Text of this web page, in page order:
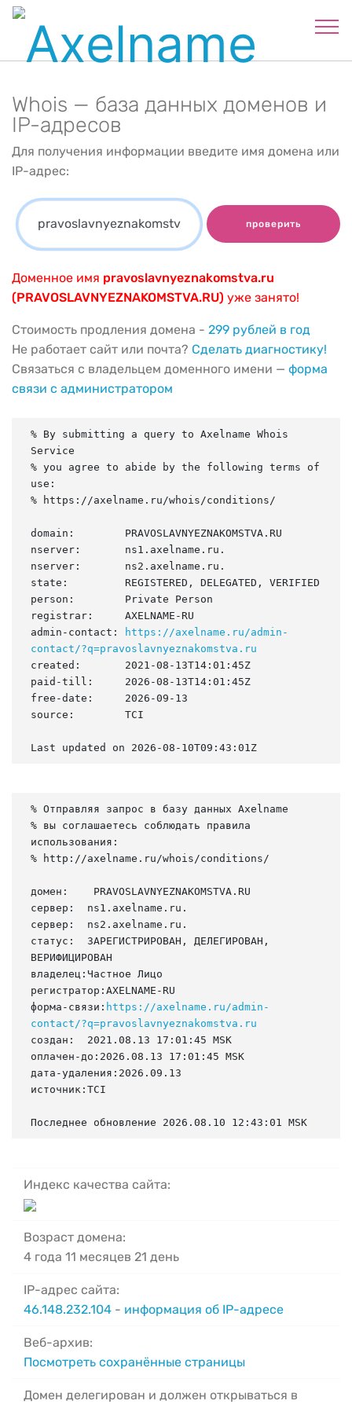
Whois — база данных доменов и
IP-адресов
Для получения информации введите имя домена или
IP-адрес:
проверить
Доменное имя pravoslavnyeznakomstva.ru
(PRAVOSLAVNYEZNAKOMSTVA.RU) уже занято!
Стоимость продления домена - 299 рублей в год
Не работает сайт или почта? Сделать диагностику!
Связаться с владельцем доменного имени — форма
связи с администратором
% By submitting a query to Axelname Whois
Service
% you agree to abide by the following terms of
use:
% https://axelname.ru/whois/conditions/
domain:        PRAVOSLAVNYEZNAKOMSTVA.RU
nserver:       ns1.axelname.ru.
nserver:       ns2.axelname.ru.
state:         REGISTERED, DELEGATED, VERIFIED
person:        Private Person
registrar:     AXELNAME-RU
admin-contact:
https://axelname.ru/admin-
contact/?q=pravoslavnyeznakomstva.ru
created:       2021-08-13T14:01:45Z
paid-till:     2026-08-13T14:01:45Z
free-date:     2026-09-13
source:        TCI
Last updated on 2026-08-10T09:43:01Z
% Отправляя запрос в базу данных Axelname
% вы соглашаетесь соблюдать правила
использования:
% http://axelname.ru/whois/conditions/
домен:    PRAVOSLAVNYEZNAKOMSTVA.RU
сервер:  ns1.axelname.ru.
сервер:  ns2.axelname.ru.
статус:  ЗАРЕГИСТРИРОВАН, ДЕЛЕГИРОВАН,
ВЕРИФИЦИРОВАН
владелец:Частное Лицо
регистратор:AXELNAME-RU
форма-связи: https://axelname.ru/admin-
contact/?q=pravoslavnyeznakomstva.ru
создан:  2021.08.13 17:01:45 MSK
оплачен-до:2026.08.13 17:01:45 MSK
дата-удаления:2026.09.13
источник:TCI
Последнее обновление 2026.08.10 12:43:01 MSK
Индекс качества сайта:
Возраст домена:
4 года 11 месяцев 21 день
IP-адрес сайта:
46.148.232.104 - информация об IP-адресе
Веб-архив:
Посмотреть сохранённые страницы
Домен делегирован и должен открываться в